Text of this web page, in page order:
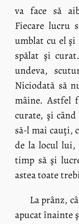
va face să
Fiecare lucru
umblat cu el
spălat şi
undeva,
Niciodată să
mâine. Astfel
curate, şi
să-l mai cauţi,
de la locul lui,
timp să şi
astea toate
La prânz,
apucat înainte